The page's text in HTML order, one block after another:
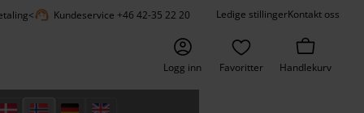
<support_agent Kundeservice +46 42-35 22 20 Ledige stillingerKontakt oss
Logg inn Favoritter Handlekurv